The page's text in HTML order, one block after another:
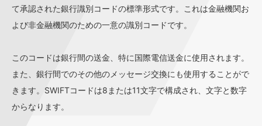
て承認された銀行識別コードの標準形式です。これは金融機関お
よび非金融機関のための一意の識別コードです。
このコードは銀行間の送金、特に国際電信送金に使用されます。
また、銀行間でのその他のメッセージ交換にも使用することがで
きます。SWIFTコードは8または11文字で構成され、文字と数字
からなります。